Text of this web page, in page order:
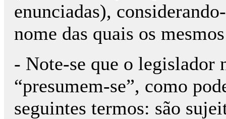
enunciadas),
nome das quais os
- Note-se que o legislador
“presumem-se”, como
seguintes termos: são